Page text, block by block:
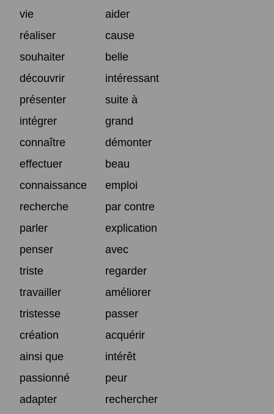
vie
aider
réaliser
cause
souhaiter
belle
découvrir
intéressant
présenter
suite à
intégrer
grand
connaître
démonter
effectuer
beau
connaissance
emploi
recherche
par contre
parler
explication
penser
avec
triste
regarder
travailler
améliorer
tristesse
passer
création
acquérir
ainsi que
intérêt
passionné
peur
adapter
rechercher